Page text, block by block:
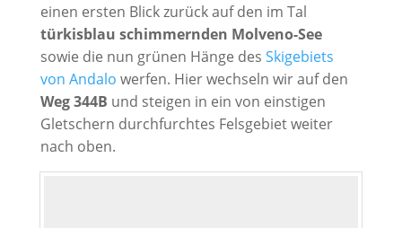
einen ersten Blick zurück auf den im Tal
türkisblau schimmernden Molveno-See
sowie die nun grünen Hänge des Skigebiets
von Andalo werfen. Hier wechseln wir auf den
Weg 344B und steigen in ein von einstigen
Gletschern durchfurchtes Felsgebiet weiter
nach oben.